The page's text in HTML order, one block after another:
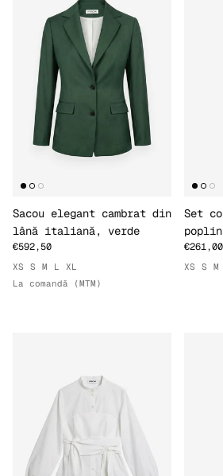
Sacou elegant cambrat din
lână italiană, verde
€592,50
XS S M L
XL
La comandă (MTM)
Set
Lawn,
€261,00
XS S M